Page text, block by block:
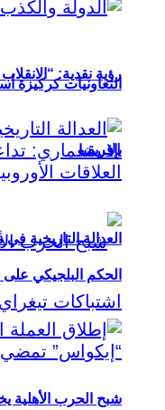
التعاونيات كركيزة
بإفريقيا
شبح الحرب الأهلية
رؤية نقدية:
العدالة التاريخية
الحكم البلجيكي على